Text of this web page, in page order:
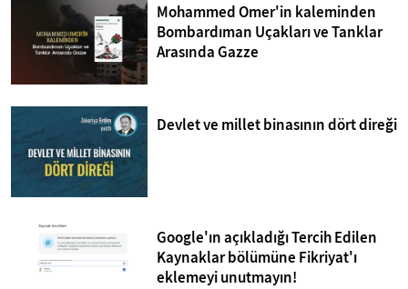
Mohammed Omer'in kaleminden
Bombardıman Uçakları ve Tanklar
Arasında Gazze
Devlet ve millet binasının dört direği
Google'ın açıkladığı Tercih Edilen
Kaynaklar bölümüne Fikriyat'ı
eklemeyi unutmayın!